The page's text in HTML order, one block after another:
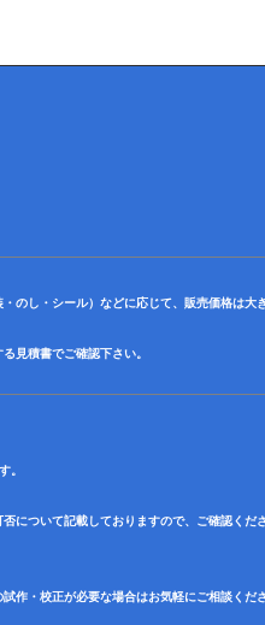
のし・シール）などに応じて、販売価格は大
見積書でご確認下さい。
。
について記載しておりますので、ご確認くださ
作・校正が必要な場合はお気軽にご相談くださ